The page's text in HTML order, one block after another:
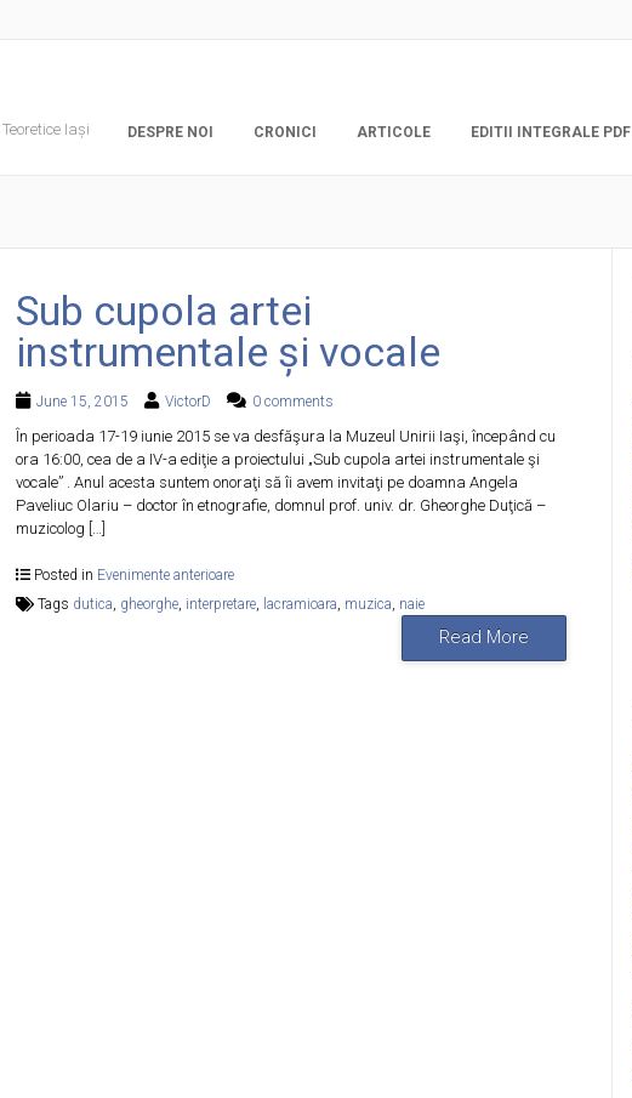
Iași DESPRE NOI CRONICI ARTICOLE EDITII INTEGRALE PDF
Sub cupola artei
instrumentale și vocale
June 15, 2015 VictorD 0 comments
În perioada 17-19 iunie 2015 se va desfăşura la Muzeul Unirii Iaşi, începând cu
ora 16:00, cea de a IV-a ediţie a proiectului „Sub cupola artei instrumentale şi
vocale” . Anul acesta suntem onoraţi să îi avem invitaţi pe doamna Angela
Paveliuc Olariu – doctor în etnografie, domnul prof. univ. dr. Gheorghe Duţică –
muzicolog […]
Posted in Evenimente anterioare
Tags dutica gheorghe, interpretare, lacramioara muzica naie
Read More